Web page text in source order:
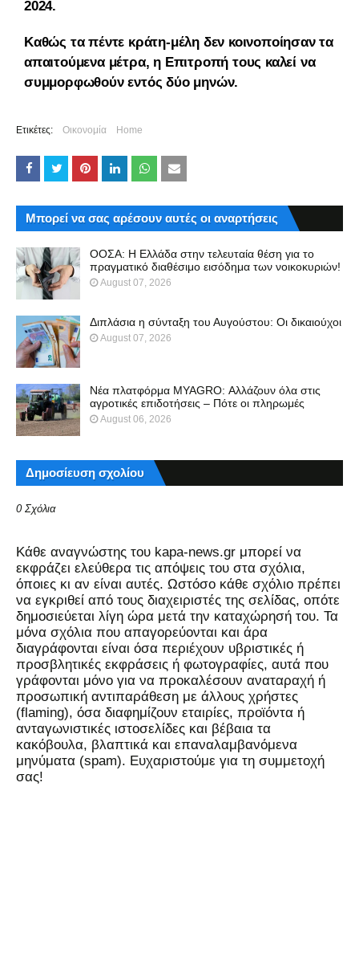
2024.
Καθώς τα πέντε κράτη-μέλη δεν κοινοποίησαν τα
απαιτούμενα μέτρα, η Επιτροπή τους καλεί να
συμμορφωθούν εντός δύο μηνών.
Ετικέτες: Οικονομία Home
Μπορεί να σας αρέσουν αυτές οι αναρτήσεις
ΟΟΣΑ: Η Ελλάδα στην τελευταία θέση για το
πραγματικό διαθέσιμο εισόδημα των νοικοκυριών!
August 07, 2026
Διπλάσια η σύνταξη του Αυγούστου: Οι δικαιούχοι
August 07, 2026
Νέα πλατφόρμα MYAGRO: Αλλάζουν όλα στις
αγροτικές επιδοτήσεις – Πότε οι πληρωμές
August 06, 2026
Δημοσίευση σχολίου
0 Σχόλια
Kάθε αναγνώστης του kapa-news.gr μπορεί να
εκφράζει ελεύθερα τις απόψεις του στα σχόλια,
όποιες κι αν είναι αυτές. Ωστόσο κάθε σχόλιο πρέπει
να εγκριθεί από τους διαχειριστές της σελίδας, οπότε
δημοσιεύεται λίγη ώρα μετά την καταχώρησή του. Τα
μόνα σχόλια που απαγορεύονται και άρα
διαγράφονται είναι όσα περιέχουν υβριστικές ή
προσβλητικές εκφράσεις ή φωτογραφίες, αυτά που
γράφονται μόνο για να προκαλέσουν αναταραχή ή
προσωπική αντιπαράθεση με άλλους χρήστες
(flaming), όσα διαφημίζουν εταιρίες, προϊόντα ή
ανταγωνιστικές ιστοσελίδες και βέβαια τα
κακόβουλα, βλαπτικά και επαναλαμβανόμενα
μηνύματα (spam). Ευχαριστούμε για τη συμμετοχή
σας!